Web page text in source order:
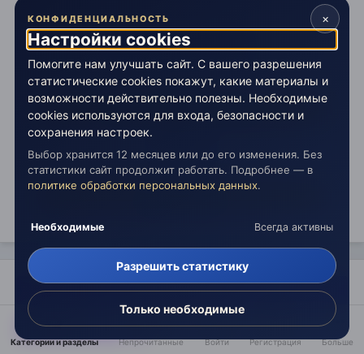
Создать аккаунт
Зарегистрируйтесь для получения аккаунта. Это
просто!
Зарегистрировать аккаунт
Уже зарегистрированы? Войдите здесь.
Войти сейчас
Поделиться
Подписчики 1
Категории и разделы Непрочитанные Войти Регистрация Больше
×
КОНФИДЕНЦИАЛЬНОСТЬ
Настройки cookies
Помогите нам улучшать сайт. С вашего разрешения
статистические cookies покажут, какие материалы и
возможности действительно полезны. Необходимые
cookies используются для входа, безопасности и
сохранения настроек.
Выбор хранится 12 месяцев или до его изменения. Без
статистики сайт продолжит работать. Подробнее — в
политике обработки персональных данных.
Необходимые Всегда активны
Разрешить статистику
Только необходимые